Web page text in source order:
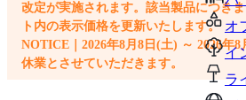
オ
イ
ラ
改定が実施されます。該当製品につき
ト内の表示価格を更新いたします。
NOTICE｜2026年8月8日(土) ～ 2026年
休業とさせていただきます。